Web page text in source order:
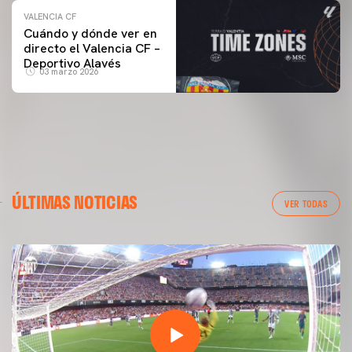
VALENCIA CF
Cuándo y dónde ver en
directo el Valencia CF –
Deportivo Alavés
03 marzo 2026
ÚLTIMAS NOTICIAS VER TODAS